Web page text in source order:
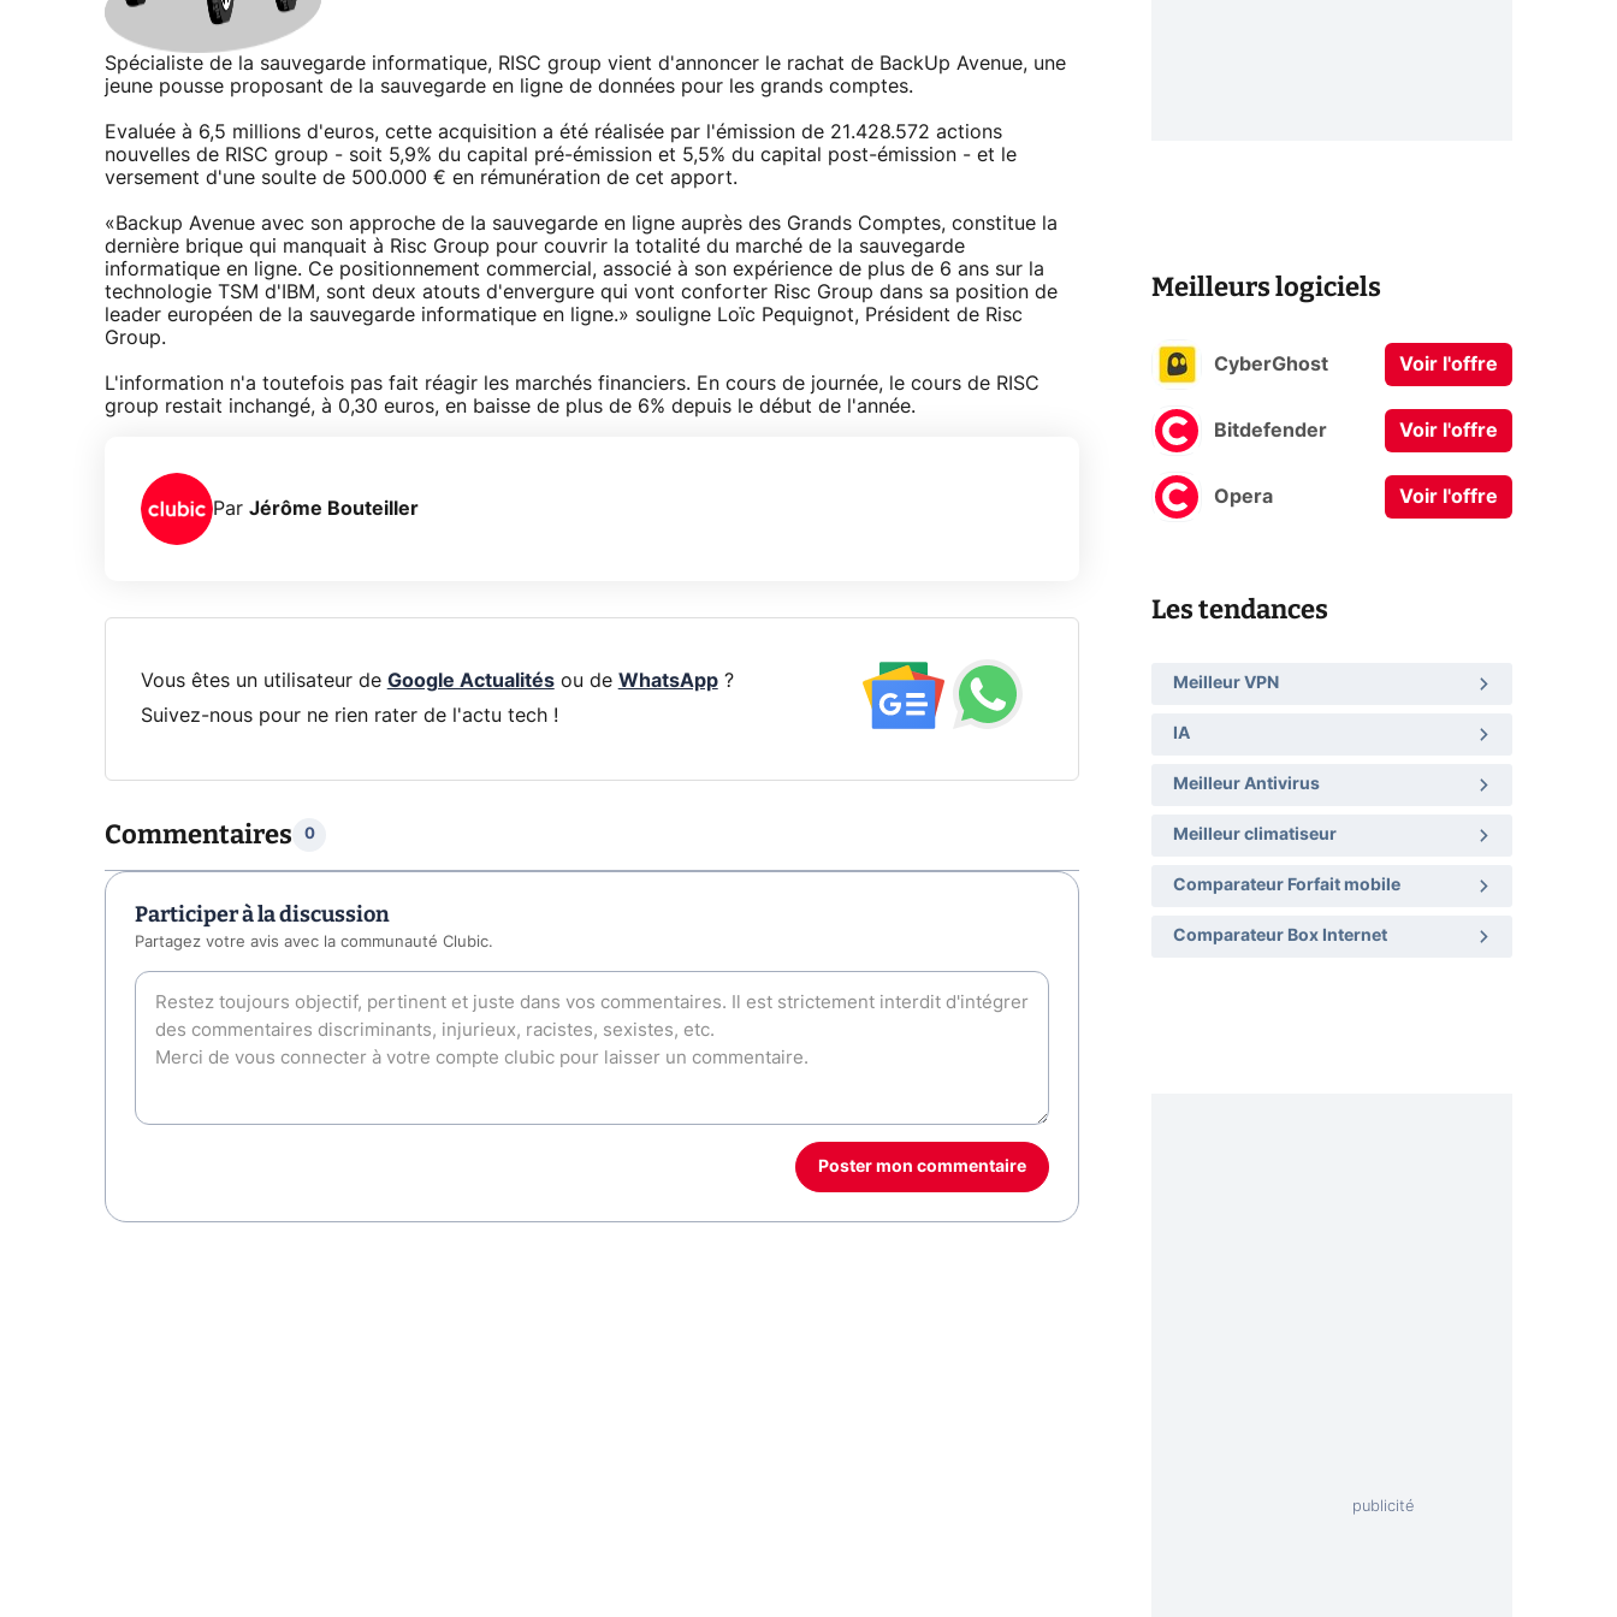
Spécialiste de la sauvegarde informatique, RISC group vient d'annoncer le rachat de BackUp Avenue, une
jeune pousse proposant de la sauvegarde en ligne de données pour les grands comptes.
Evaluée à 6,5 millions d'euros, cette acquisition a été réalisée par l'émission de 21.428.572 actions
nouvelles de RISC group - soit 5,9% du capital pré-émission et 5,5% du capital post-émission - et le
versement d'une soulte de 500.000 € en rémunération de cet apport.
«Backup Avenue avec son approche de la sauvegarde en ligne auprès des Grands Comptes, constitue la
dernière brique qui manquait à Risc Group pour couvrir la totalité du marché de la sauvegarde
informatique en ligne. Ce positionnement commercial, associé à son expérience de plus de 6 ans sur la
technologie TSM d'IBM, sont deux atouts d'envergure qui vont conforter Risc Group dans sa position de
leader européen de la sauvegarde informatique en ligne.» souligne Loïc Pequignot, Président de Risc
Group.
L'information n'a toutefois pas fait réagir les marchés financiers. En cours de journée, le cours de RISC
group restait inchangé, à 0,30 euros, en baisse de plus de 6% depuis le début de l'année.
Par Jérôme Bouteiller
Vous êtes un utilisateur de Google Actualitésou de WhatsApp?
Suivez-nous pour ne rien rater de l'actu tech !
Commentaires 0
Participer à la discussion
Partagez votre avis avec la communauté Clubic.
Poster mon commentaire
Meilleurs logiciels
CyberGhost Voir l'offre
Bitdefender Voir l'offre
Opera Voir l'offre
Les tendances
Meilleur VPN
IA
Meilleur Antivirus
Meilleur climatiseur
Comparateur Forfait mobile
Comparateur Box Internet